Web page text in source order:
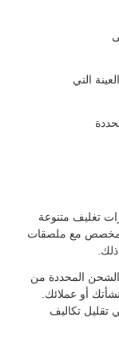
التي
تغليف متنوعة
المخصص مع ملصقات
المحددة من
أو عملائك.
تكاليف